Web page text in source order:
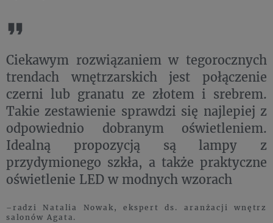
Ciekawym rozwiązaniem w tegorocznych
trendach wnętrzarskich jest połączenie
czerni lub granatu ze złotem i srebrem.
Takie zestawienie sprawdzi się najlepiej z
odpowiednio dobranym oświetleniem.
Idealną propozycją są lampy z
przydymionego szkła, a także praktyczne
oświetlenie LED w modnych wzorach
–radzi Natalia Nowak, ekspert ds. aranżacji wnętrz
salonów Agata.